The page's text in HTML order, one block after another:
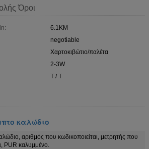
Όροι
6.1KM
negotiable
Χαρτοκιβώτιο/παλέτα
2-3W
T / T
καλώδιο
αριθμός που κωδικοποιείται, μετρητής που
PUR καλυμμένο.